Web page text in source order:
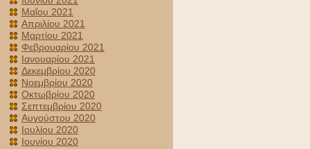
Μαΐου 2021
Απριλίου 2021
Μαρτίου 2021
Φεβρουαρίου 2021
Ιανουαρίου 2021
Δεκεμβρίου 2020
Νοεμβρίου 2020
Οκτωβρίου 2020
Σεπτεμβρίου 2020
Αυγούστου 2020
Ιουλίου 2020
Ιουνίου 2020